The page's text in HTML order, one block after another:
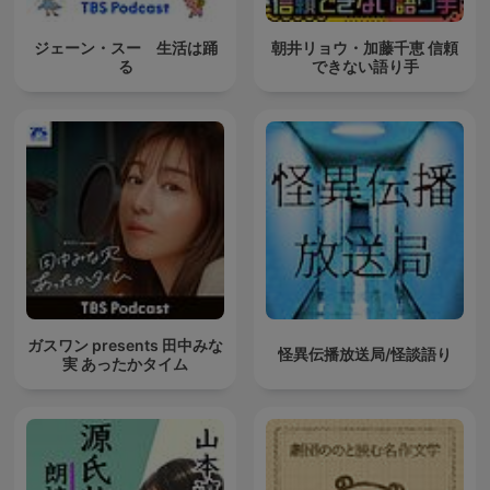
ジェーン・スー 生活は踊
る
朝井リョウ・加藤千恵 信頼
できない語り手
ガスワン presents 田中みな
実 あったかタイム
怪異伝播放送局/怪談語り